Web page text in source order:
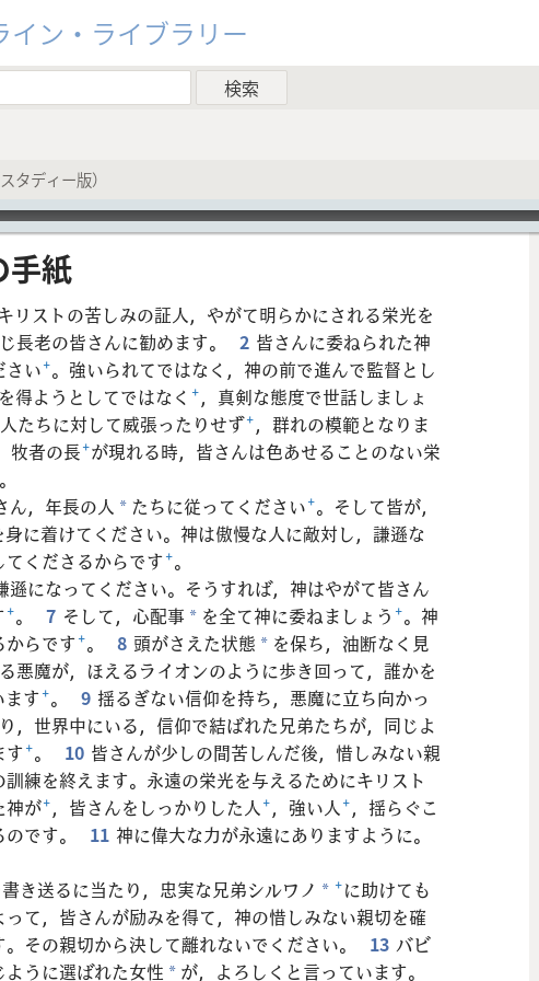
イン・ライブラリー
タディー版）
手紙
リストの苦しみの証人，やがて明らかにされる栄光を
長老の皆さんに勧めます。 2 皆さんに委ねられた神
さい+。強いられてではなく，神の前で進んで監督とし
得ようとしてではなく +，真剣な態度で世話しましょ
人たちに対して威張ったりせず+，群れの模範となりま
牧者の長+が現れる時，皆さんは色あせることのない栄
。
ん，年長の人 * たちに従ってください+。そして皆が，
身に着けてください。神は傲慢な人に敵対し，謙遜な
くださるからです+。
遜になってください。そうすれば，神はやがて皆さん
+。 7 そして，心配事 * を全て神に委ねましょう +。神
からです+。 8 頭がさえた状態 * を保ち，油断なく見
悪魔が，ほえるライオンのように歩き回って，誰かを
ます+。 9 揺るぎない信仰を持ち，悪魔に立ち向かっ
，世界中にいる，信仰で結ばれた兄弟たちが，同じよ
す+。 10 皆さんが少しの間苦しんだ後，惜しみない親
練を終えます。永遠の栄光を与えるためにキリスト
神が+，皆さんをしっかりした人+，強い人+，揺らぐこ
です。
11 神に偉大な力が永遠にありますように。
き送るに当たり，忠実な兄弟シルワノ * +に助けても
て，皆さんが励みを得て，神の惜しみない親切を確
その親切から決して離れないでください。
13 バビ
うに選ばれた女性 * が，よろしくと言っています。